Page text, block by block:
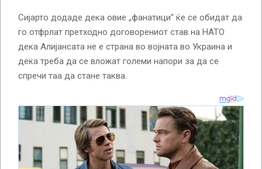
Сијарто додаде дека овие „фанатици“ ќе се обидат да
го отфрлат претходно договорениот став на НАТО
дека Алијансата не е страна во војната во Украина и
дека треба да се вложат големи напори за да се
спречи таа да стане таква.